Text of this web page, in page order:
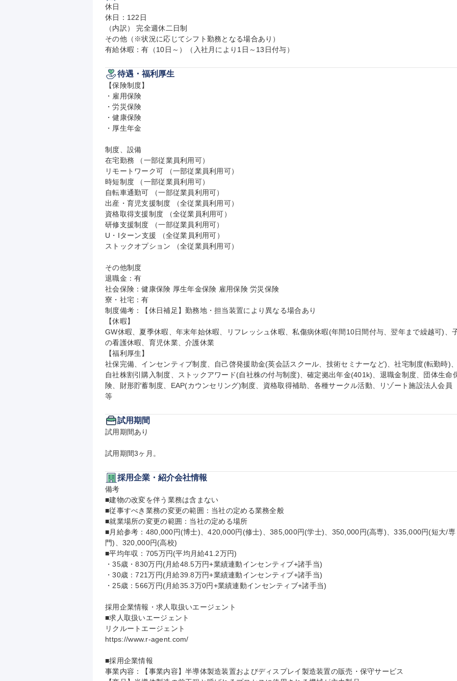
休日
休日：122日
（内訳） 完全週休二日制
その他（※状況に応じてシフト勤務となる場合あり）
有給休暇：有（10日～）（入社月により1日～13日付与）
待遇・福利厚生
【保険制度】
・雇用保険
・労災保険
・健康保険
・厚生年金
制度、設備
在宅勤務 （一部従業員利用可）
リモートワーク可 （一部従業員利用可）
時短制度 （一部従業員利用可）
自転車通勤可 （一部従業員利用可）
出産・育児支援制度 （全従業員利用可）
資格取得支援制度 （全従業員利用可）
研修支援制度 （一部従業員利用可）
U・Iターン支援 （全従業員利用可）
ストックオプション （全従業員利用可）
その他制度
退職金：有
社会保険：健康保険 厚生年金保険 雇用保険 労災保険
寮・社宅：有
制度備考：【休日補足】勤務地・担当装置により異なる場合あり
【休暇】
GW休暇、夏季休暇、年末年始休暇、リフレッシュ休暇、私傷病休暇(年間10日間付与、翌年まで繰越可)、
の看護休暇、育児休業、介護休業
【福利厚生】
社保完備、インセンティブ制度、自己啓発援助金(英会話スクール、技術セミナーなど)、社宅制度(転勤時)、
自社株割引購入制度、ストックアワード(自社株の付与制度)、確定拠出年金(401k)、退職金制度、団体生命
険、財形貯蓄制度、EAP(カウンセリング)制度、資格取得補助、各種サークル活動、リゾート施設法人会員
等
試用期間
試用期間あり
試用期間3ヶ月。
採用企業・紹介会社情報
備考
■建物の改変を伴う業務は含まない
■従事すべき業務の変更の範囲：当社の定める業務全般
■就業場所の変更の範囲：当社の定める場所
■月給参考：480,000円(博士)、420,000円(修士)、385,000円(学士)、350,000円(高専)、335,000円(短大/専
門)、320,000円(高校)
■平均年収：705万円(平均月給41.2万円)
・35歳・830万円(月給48.5万円+業績連動インセンティブ+諸手当)
・30歳：721万円(月給39.8万円+業績連動インセンティブ+諸手当)
・25歳：566万円(月給35.3万0円+業績連動インセンティブ+諸手当)
採用企業情報・求人取扱いエージェント
■求人取扱いエージェント
リクルートエージェント
https://www.r-agent.com/
■採用企業情報
事業内容：【事業内容】半導体製造装置およびディスプレイ製造装置の販売・保守サービス